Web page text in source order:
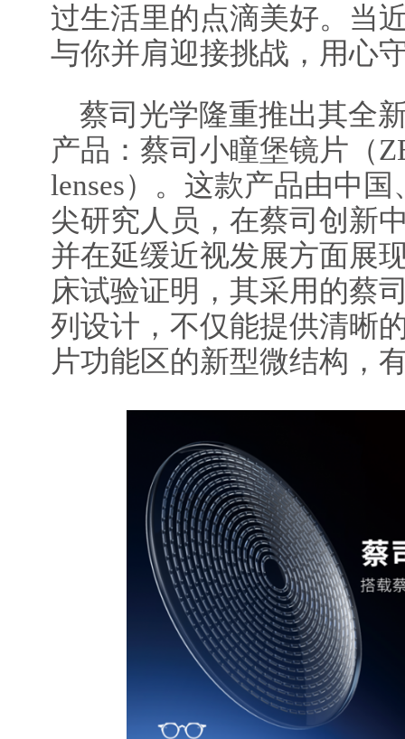
过生活里的点滴美好。当
与你并肩迎接挑战，用心
蔡司光学隆重推出其全
产品：蔡司小瞳堡镜片（
lenses）。这款产品由中
尖研究人员，在蔡司创新
并在延缓近视发展方面展
床试验证明，其采用的蔡
列设计，不仅能提供清晰
片功能区的新型微结构，